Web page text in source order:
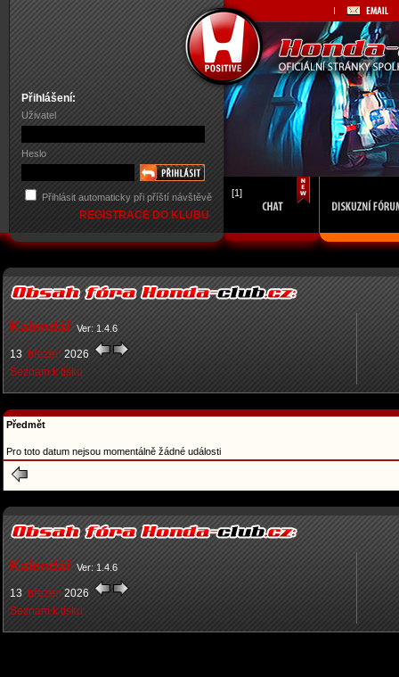
Přihlášení:
Uživatel
Heslo
Přihlásit automaticky při příští návštěvě
REGISTRACE DO KLUBU
[1]
Kalendář Ver: 1.4.6
13 březen 2026
Seznam k tisku
Předmět
Pro toto datum nejsou momentálně žádné události
Kalendář Ver: 1.4.6
13 březen 2026
Seznam k tisku